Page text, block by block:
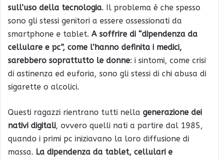
sull’uso della tecnologia. Il problema è che spesso
sono gli stessi genitori a essere ossessionati da
smartphone e tablet. A soffrire di “dipendenza da
cellulare e pc”, come l’hanno definita i medici,
sarebbero soprattutto le donne: i sintomi, come crisi
di astinenza ed euforia, sono gli stessi di chi abusa di
sigarette o alcolici.
Questi ragazzi rientrano tutti nella generazione dei
nativi digitali, ovvero quelli nati a partire dal 1985,
quando i primi pc iniziavano la loro diffusione di
massa. La dipendenza da tablet, cellulari e